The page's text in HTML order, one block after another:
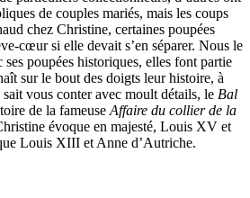
de couples mariés, mais les coups
chez Christine, certaines poupées
cœur si elle devait s’en séparer. Nous le
poupées historiques, elles font partie
sur le bout des doigts leur histoire, à
vous conter avec moult détails, le Bal
de la fameuseAffaire du collier de la
évoque en majesté, Louis XV et
Louis XIII et Anne d’Autriche.